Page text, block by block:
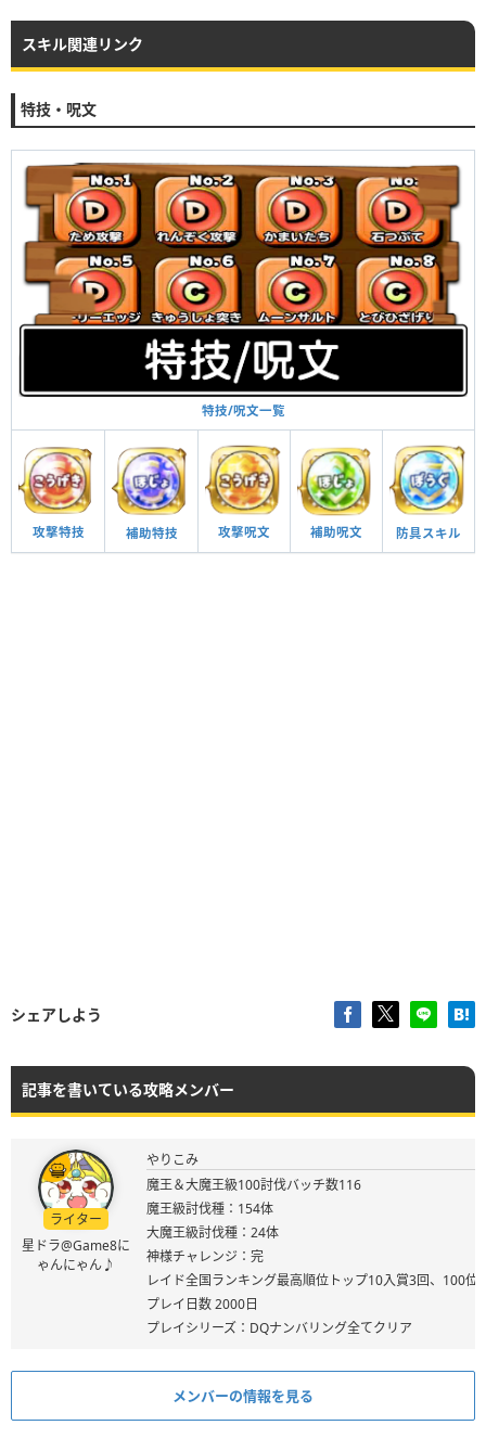
スキル関連リンク
特技・呪文
特技/呪文一覧
攻撃特技 補助特技 攻撃呪文 補助呪文 防具スキル
シェアしよう
記事を書いている攻略メンバー
ライター
星ドラ@Game8に
ゃんにゃん♪
やりこみ
魔王＆大魔王級100討伐バッチ数116
魔王級討伐種：154体
大魔王級討伐種：24体
神様チャレンジ：完
レイド全国ランキング最高順位トップ10入賞3回、100位
プレイ日数 2000日
プレイシリーズ：DQナンバリング全てクリア
メンバーの情報を見る